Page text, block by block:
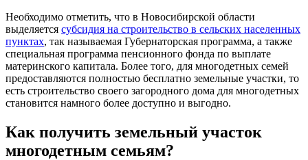
Необходимо отметить, что в Новосибирской области
выделяется субсидия на строительство в сельских населенных
пунктах, так называемая Губернаторская программа, а также
специальная программа пенсионного фонда по выплате
материнского капитала. Более того, для многодетных семей
предоставляются полностью бесплатно земельные участки, то
есть строительство своего загородного дома для многодетных
становится намного более доступно и выгодно.
Как получить земельный участок
многодетным семьям?